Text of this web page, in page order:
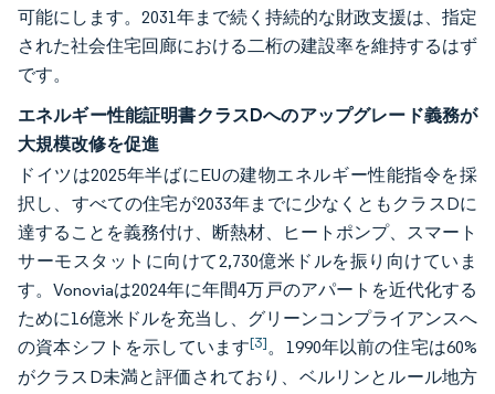
可能にします。2031年まで続く持続的な財政支援は、指定
された社会住宅回廊における二桁の建設率を維持するはず
です。
エネルギー性能証明書クラスDへのアップグレード義務が
大規模改修を促進
ドイツは2025年半ばにEUの建物エネルギー性能指令を採
択し、すべての住宅が2033年までに少なくともクラスDに
達することを義務付け、断熱材、ヒートポンプ、スマート
サーモスタットに向けて2,730億米ドルを振り向けていま
す。Vonoviaは2024年に年間4万戸のアパートを近代化する
ために16億米ドルを充当し、グリーンコンプライアンスへ
の資本シフトを示しています[3]。1990年以前の住宅は60%
がクラスD未満と評価されており、ベルリンとルール地方